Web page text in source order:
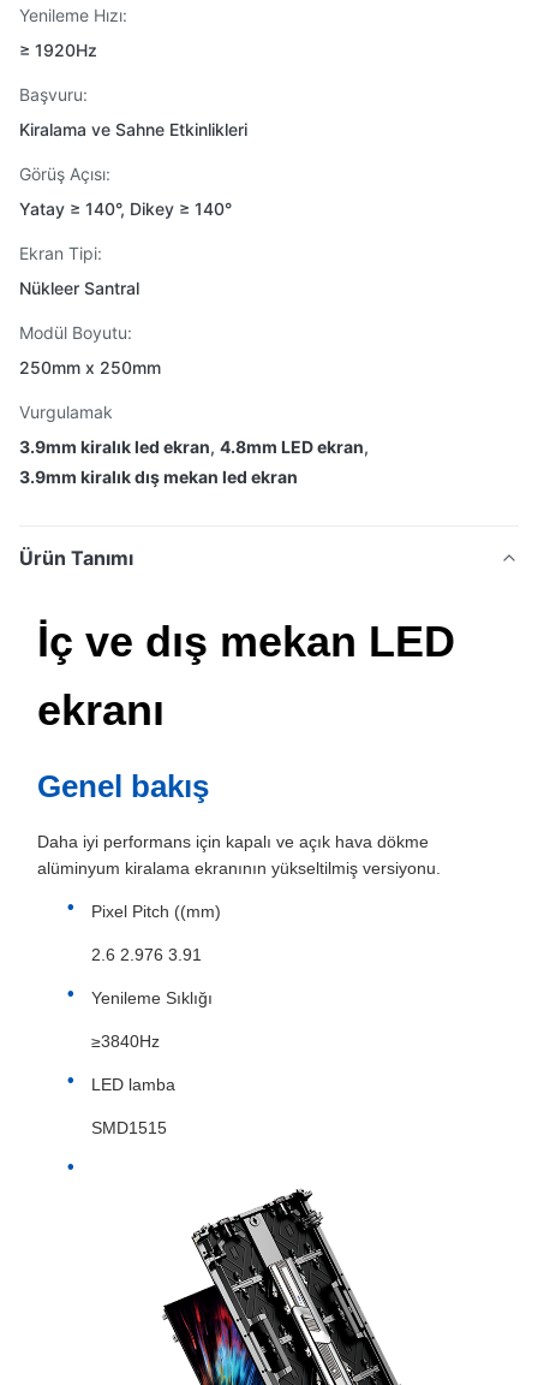
Yenileme Hızı:
≥ 1920Hz
Başvuru:
Kiralama ve Sahne Etkinlikleri
Görüş Açısı:
Yatay ≥ 140°, Dikey ≥ 140°
Ekran Tipi:
Nükleer Santral
Modül Boyutu:
250mm x 250mm
Vurgulamak
3.9mm kiralık led ekran, 4.8mm LED ekran,
3.9mm kiralık dış mekan led ekran
Ürün Tanımı
İç ve dış mekan LED
ekranı
Genel bakış
Daha iyi performans için kapalı ve açık hava dökme
alüminyum kiralama ekranının yükseltilmiş versiyonu.
Pixel Pitch ((mm)
2.6 2.976 3.91
Yenileme Sıklığı
≥3840Hz
LED lamba
SMD1515